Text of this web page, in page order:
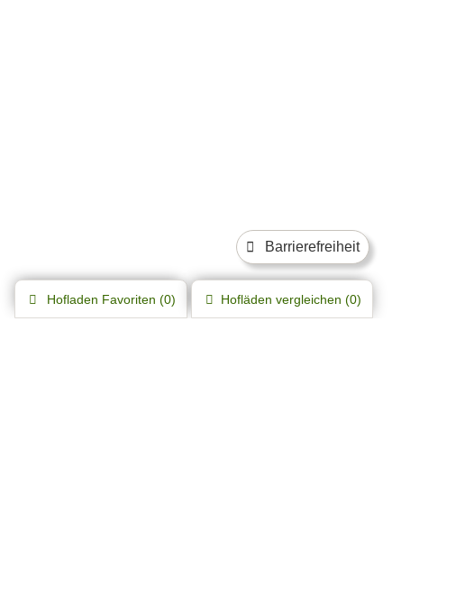
Barrierefreiheit
Hofladen Favoriten (0) Hofläden vergleichen (0)